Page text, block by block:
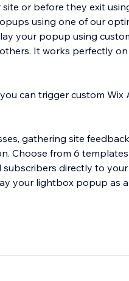
or before they exit
using one of our
your popup using
desktop
can trigger custom Wix
gathering site